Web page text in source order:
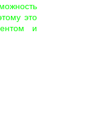
это
и